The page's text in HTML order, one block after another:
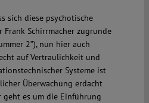
sich diese psychotische
Frank Schirrmacher zugrunde
2”), nun hier auch
auf Vertraulichkeit und
Systeme ist
Überwachung erdacht
geht es um die Einführung